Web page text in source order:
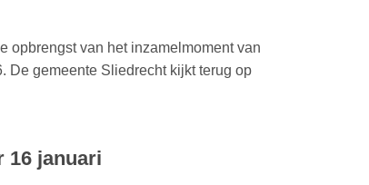
opbrengst van het inzamelmoment van
De gemeente Sliedrecht kijkt terug op
16 januari